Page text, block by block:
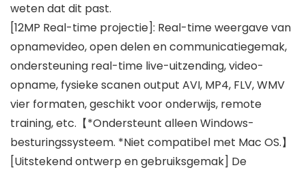
weten dat dit past.
[12MP Real-time projectie]: Real-time weergave van
opnamevideo, open delen en communicatiegemak,
ondersteuning real-time live-uitzending, video-
opname, fysieke scanen output AVI, MP4, FLV, WMV
vier formaten, geschikt voor onderwijs, remote
training, etc.【*Ondersteunt alleen Windows-
besturingssysteem. *Niet compatibel met Mac OS.】
[Uitstekend ontwerp en gebruiksgemak] De